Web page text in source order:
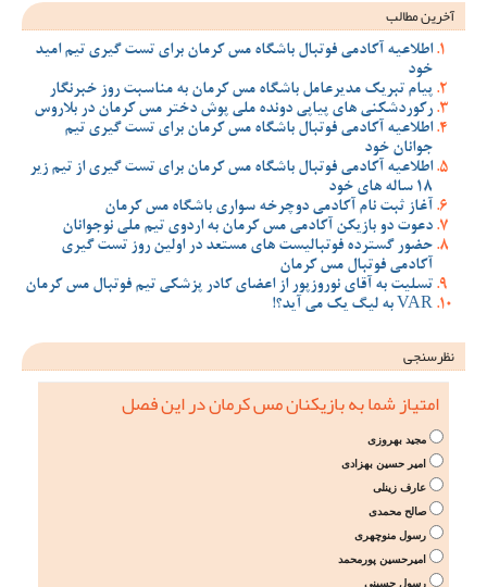
آخرین مطالب
اطلاعیه آکادمی فوتبال باشگاه مس کرمان برای تست گیری تیم امید
خود
پیام تبریک مدیرعامل باشگاه مس کرمان به مناسبت روز خبرنگار
رکوردشکنی های پیاپی دونده ملی پوش دختر مس کرمان در بلاروس
اطلاعیه آکادمی فوتبال باشگاه مس کرمان برای تست گیری تیم
جوانان خود
اطلاعیه آکادمی فوتبال باشگاه مس کرمان برای تست گیری از تیم زیر
18 ساله های خود
آغاز ثبت نام آکادمی دوچرخه سواری باشگاه مس کرمان
دعوت دو بازیکن آکادمی مس کرمان به اردوی تیم ملی نوجوانان
حضور گسترده فوتبالیست های مستعد در اولین روز تست گیری
آکادمی فوتبال مس کرمان
تسلیت به آقای نوروزپور از اعضای کادر پزشکی تیم فوتبال مس کرمان
VAR به لیگ یک می آید؟!
نظرسنجی
امتیاز شما به بازیکنان مس کرمان در این فصل
مجید بهروزی
امیر حسین بهزادی
عارف زینلی
صالح محمدی
رسول منوچهری
امیرحسین پورمحمد
رسول حسینی